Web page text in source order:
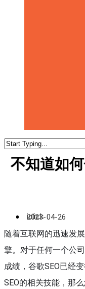
不知道如
iclick
2023-04-26
随着互联网的迅速发
擎。对于任何一个公
成绩，谷歌SEO已经
SEO的相关技能，那